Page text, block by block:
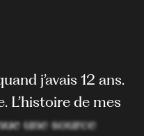
j’avais 12 ans.
L’histoire de mes
une source